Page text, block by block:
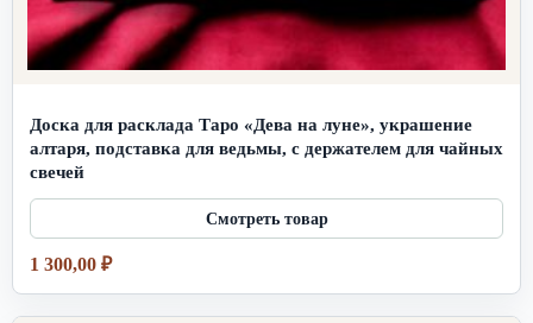
Доска для расклада Таро «Дева на луне», украшение
алтаря, подставка для ведьмы, с держателем для чайных
свечей
1 300,00 ₽